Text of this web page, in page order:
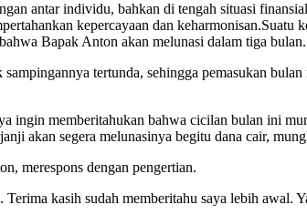
antar individu, bahkan di tengah situasi
kepercayaan dan
Bapak Anton akan melunasi dalam tiga bulan.
tertunda, sehingga pemasukan
ingin memberitahukan bahwa cicilan bulan ini
akan segera melunasinya begitu dana cair,
merespons dengan pengertian.
kasih sudah memberitahu saya lebih awal.